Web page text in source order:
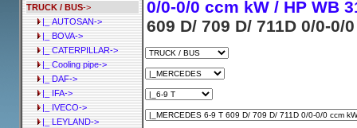
TRUCK / BUS->
|_ AUTOSAN->
|_ BOVA->
|_ CATERPILLAR->
|_ Cooling pipe->
|_ DAF->
|_ IFA->
|_ IVECO->
|_ LEYLAND->
0/0-0/0 ccm kW / HP WB
609 D/ 709 D/ 711D 0/0-0/